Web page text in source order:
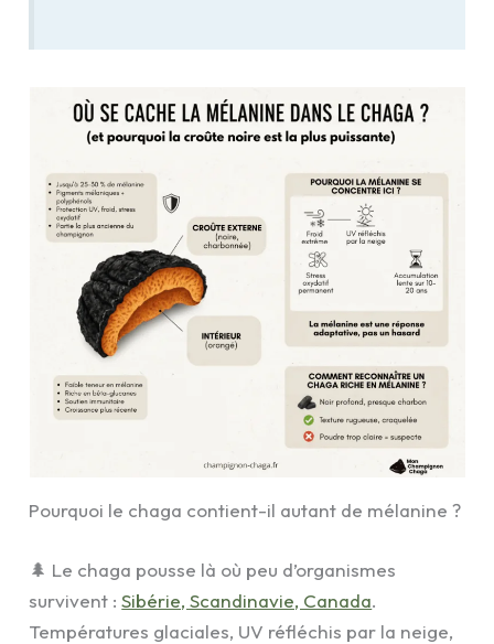
Pourquoi le chaga contient-il autant de mélanine ?
🌲 Le chaga pousse là où peu d’organismes
survivent :Sibérie, Scandinavie, Canada.
Températures glaciales, UV réfléchis par la neige,